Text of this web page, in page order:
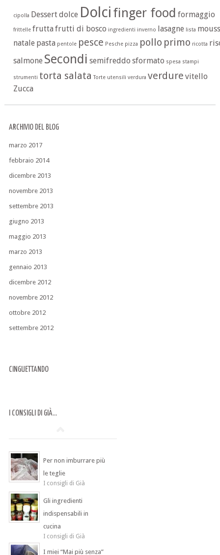
cipolla Dessertdolce Dolci finger food formaggio
frittelle frutta frutti di bosco ingredienti inverno lasagne lista
natale pasta pentole pesce Pesche pizza pollo primo ricotta
salmone Secondi semifreddo sformato spesa stampi
strumenti torta salata Torte utensili verdura verdure vitello
Zucca
ARCHIVIO DEL BLOG
marzo 2017
febbraio 2014
dicembre 2013
novembre 2013
settembre 2013
giugno 2013
maggio 2013
marzo 2013
gennaio 2013
dicembre 2012
novembre 2012
ottobre 2012
settembre 2012
CINGUETTANDO
I CONSIGLI DI GIÀ…
Per non imburrare più
le teglie
I consigli di Già
Gli ingredienti
indispensabili in
cucina
I consigli di Già
I miei “Mai più senza”